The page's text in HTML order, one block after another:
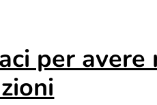
per avere